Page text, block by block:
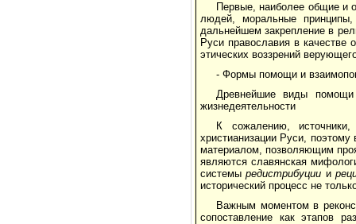
Первые, наиболее общие и
лю­дей, моральные
дальнейшем закрепление в
Руси правосла­вия в качестве
этических воззре­ний
- Формы помощи и
Древнейшие виды
жизнедея­тельности
К сожалению,
христианизации Руси,
материалом, позволяю­щим
являются славянская
системыредистрибуции и
исторический процесс не
Важным моментом в
сопоставле­ние как этапов